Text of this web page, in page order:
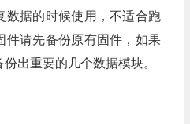
数据的时候使用，不适合跑
件请先备份原有固件，如果
出重要的几个数据模块。